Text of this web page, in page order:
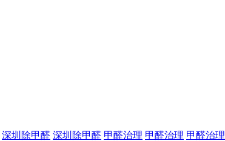
深圳除甲醛 深圳除甲醛 甲醛治理 甲醛治理 甲醛治理